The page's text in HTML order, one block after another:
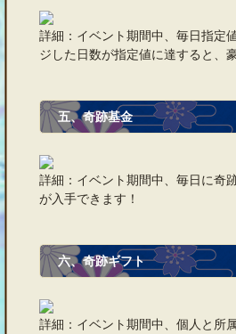
詳細：イベント期間中、毎日指定
ジした日数が指定値に達すると、
五、奇跡基金
詳細：イベント期間中、毎日に奇
が入手できます！
六、奇跡ギフト
詳細：イベント期間中、個人と所